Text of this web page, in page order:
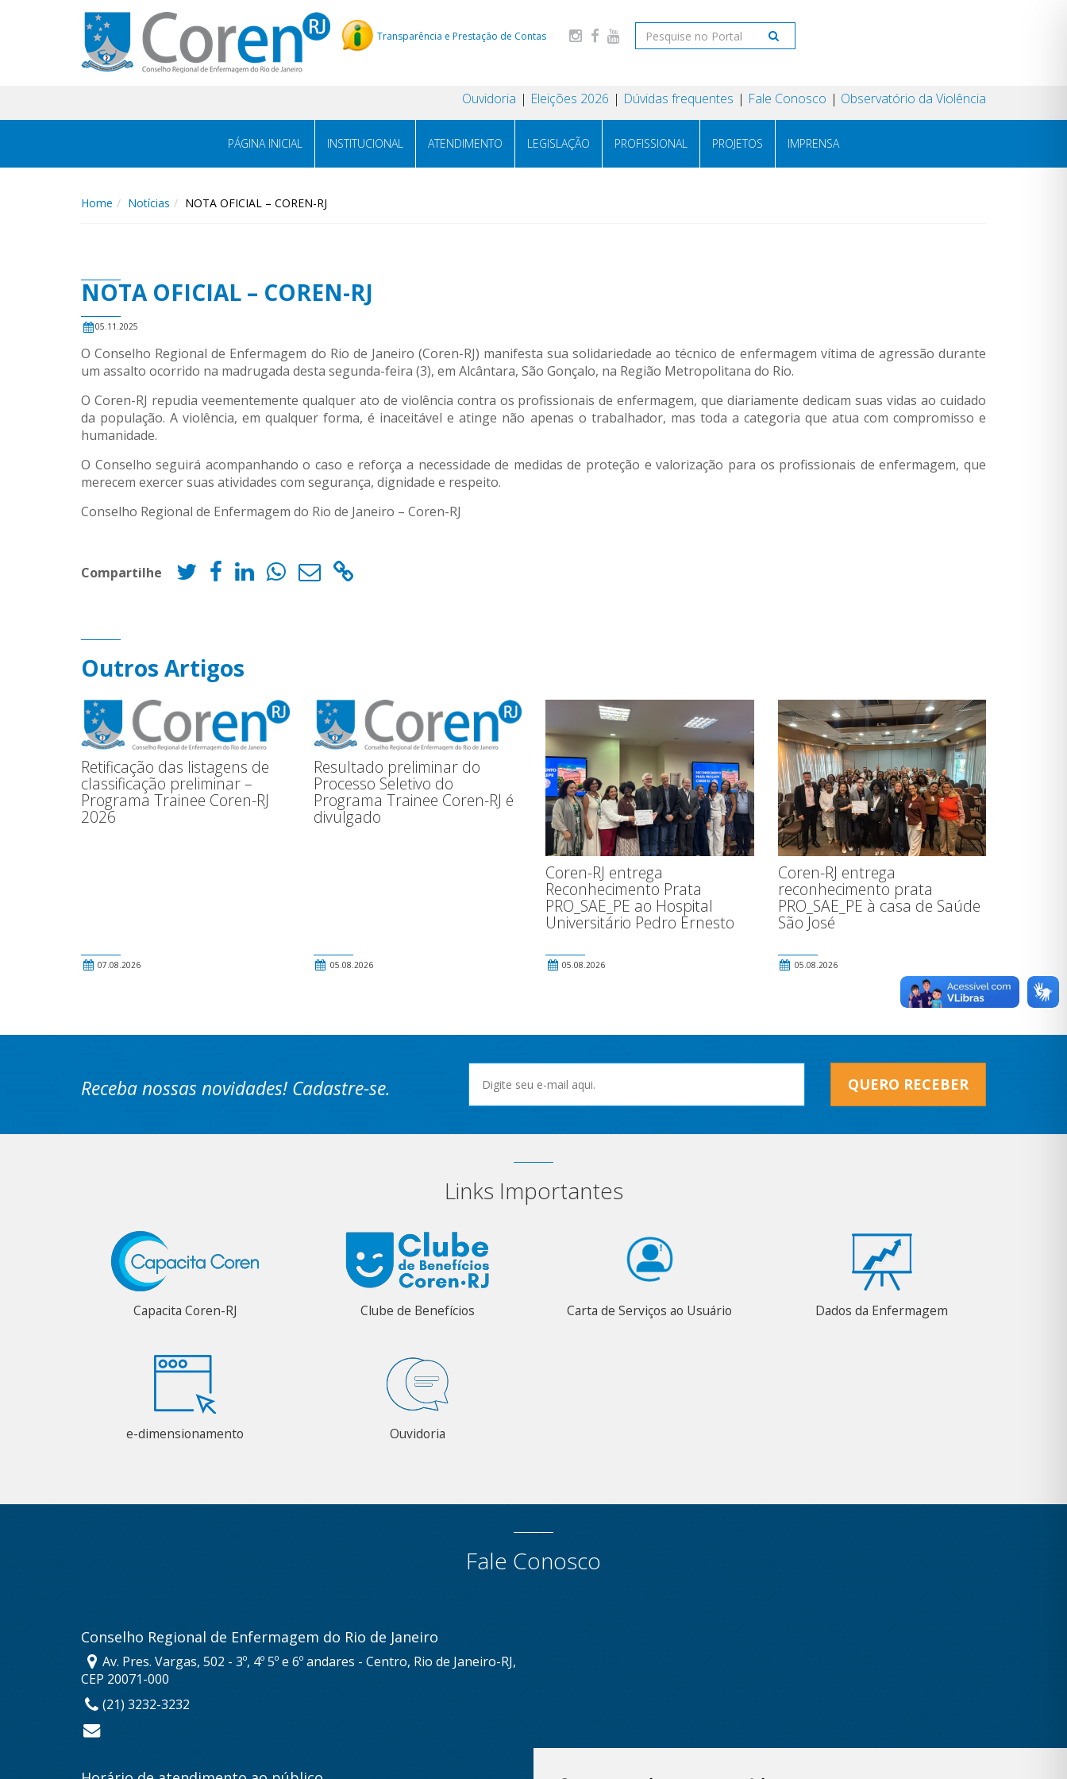
Transparência e Prestação de Contas
Ouvidoria Eleições 2026 Dúvidas frequentes Fale Conosco Observatório da Violência
PÁGINA INICIAL INSTITUCIONAL ATENDIMENTO LEGISLAÇÃO PROFISSIONAL PROJETOS IMPRENSA
Home Notícias NOTA OFICIAL – COREN-RJ
NOTA OFICIAL – COREN-RJ
05.11.2025
O Conselho Regional de Enfermagem do Rio de Janeiro (Coren-RJ) manifesta sua solidariedade ao técnico de enfermagem vítima de agressão durante
um assalto ocorrido na madrugada desta segunda-feira (3), em Alcântara, São Gonçalo, na Região Metropolitana do Rio.
O Coren-RJ repudia veementemente qualquer ato de violência contra os profissionais de enfermagem, que diariamente dedicam suas vidas ao cuidado
da população. A violência, em qualquer forma, é inaceitável e atinge não apenas o trabalhador, mas toda a categoria que atua com compromisso e
humanidade.
O Conselho seguirá acompanhando o caso e reforça a necessidade de medidas de proteção e valorização para os profissionais de enfermagem, que
merecem exercer suas atividades com segurança, dignidade e respeito.
Conselho Regional de Enfermagem do Rio de Janeiro – Coren-RJ
Compartilhe
Outros Artigos
Retificação das listagens de
classificação preliminar –
Programa Trainee Coren-RJ
2026
07.08.2026
Resultado preliminar do
Processo Seletivo do
Programa Trainee Coren-RJ é
divulgado
05.08.2026
Coren-RJ entrega
Reconhecimento Prata
PRO_SAE_PE ao Hospital
Universitário Pedro Ernesto
05.08.2026
Coren-RJ entrega
reconhecimento prata
PRO_SAE_PE à casa de Saúde
São José
05.08.2026
Receba nossas novidades! Cadastre-se. QUERO RECEBER
Links Importantes
Capacita Coren-RJ Clube de Benefícios Carta de Serviços ao Usuário Dados da Enfermagem
e-dimensionamento Ouvidoria
Fale Conosco
Conselho Regional de Enfermagem do Rio de Janeiro
Av. Pres. Vargas, 502 - 3º, 4º 5º e 6º andares - Centro, Rio de Janeiro-RJ,
CEP 20071-000
(21) 3232-3232